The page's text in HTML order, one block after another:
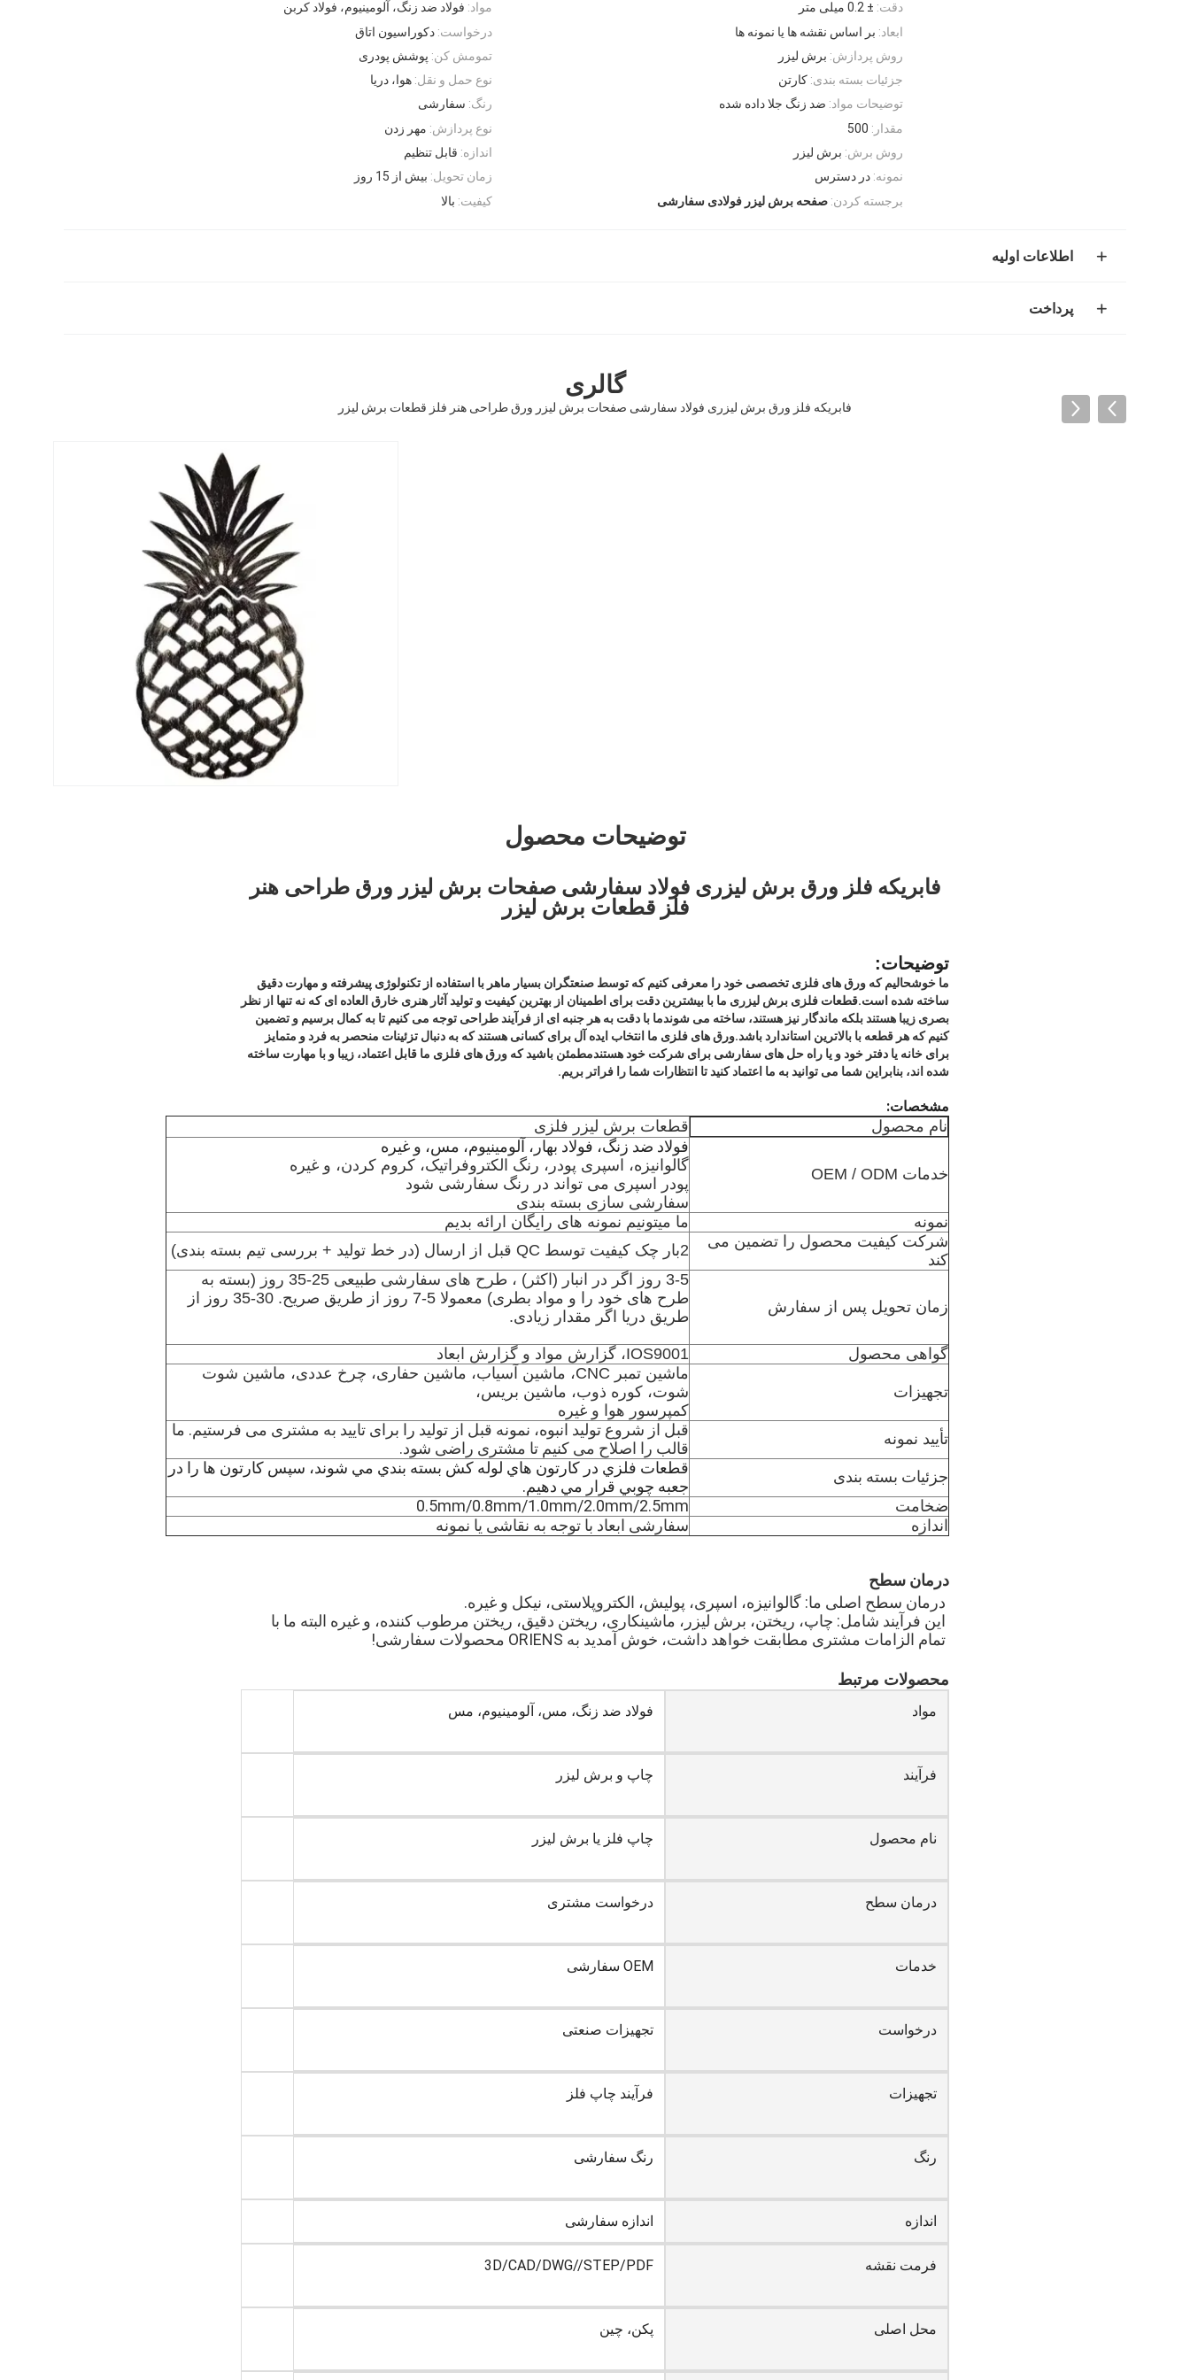
مواد: فولاد ضد زنگ، آلومینیوم، فولاد کربن دقت: ± 0.2 میلی متر
درخواست: دکوراسیون اتاق ابعاد: بر اساس نقشه ها یا نمونه ها
تمومش کن: پوشش پودری روش پردازش: برش لیزر
نوع حمل و نقل: هوا، دریا جزئیات بسته بندی: کارتن
رنگ: سفارشی توضیحات مواد: ضد زنگ جلا داده شده
نوع پردازش: مهر زدن مقدار: 500
اندازه: قابل تنظیم روش برش: برش لیزر
زمان تحویل: بیش از 15 روز نمونه: در دسترس
کیفیت: بالا برجسته کردن: صفحه برش لیزر فولادی سفارشی
اطلاعات اولیه
پرداخت
گالری
فابریکه فلز ورق برش لیزری فولاد سفارشی صفحات برش لیزر ورق طراحی هنر فلز قطعات برش لیزر
توضیحات محصول
فابریکه فلز ورق برش لیزری فولاد سفارشی صفحات برش لیزر ورق طراحی هنر
فلز قطعات برش لیزر
توضیحات:
ما خوشحالیم که ورق های فلزی تخصصی خود را معرفی کنیم که توسط صنعتگران بسیار ماهر با استفاده از تکنولوژی پیشرفته و مهارت دقیق
ساخته شده است.قطعات فلزی برش لیزری ما با بیشترین دقت برای اطمینان از بهترین کیفیت و تولید آثار هنری خارق العاده ای که نه تنها از نظر
بصری زیبا هستند بلکه ماندگار نیز هستند، ساخته می شوندما با دقت به هر جنبه ای از فرآیند طراحی توجه می کنیم تا به کمال برسیم و تضمین
کنیم که هر قطعه با بالاترین استاندارد باشد.ورق های فلزی ما انتخاب ایده آل برای کسانی هستند که به دنبال تزئینات منحصر به فرد و متمایز
برای خانه یا دفتر خود و یا راه حل های سفارشی برای شرکت خود هستندمطمئن باشید که ورق های فلزی ما قابل اعتماد، زیبا و با مهارت ساخته
شده اند، بنابراین شما می توانید به ما اعتماد کنید تا انتظارات شما را فراتر بریم.
مشخصات:
نام محصول قطعات برش لیزر فلزی
خدمات OEM / ODM
فولاد ضد زنگ، فولاد بهار، آلومینیوم، مس، و غیره
گالوانیزه، اسپری پودر، رنگ الکتروفراتیک، کروم کردن، و غیره
پودر اسپری می تواند در رنگ سفارشی شود
سفارشی سازی بسته بندی
نمونه
ما میتونیم نمونه های رایگان ارائه بدیم
شرکت کیفیت محصول را تضمین می
کند
2بار چک کیفیت توسط QC قبل از ارسال (در خط تولید + بررسی تیم بسته بندی)
زمان تحویل پس از سفارش
3-5 روز اگر در انبار (اکثر) ، طرح های سفارشی طبیعی 25-35 روز (بسته به
طرح های خود را و مواد بطری) معمولا 5-7 روز از طریق صریح. 30-35 روز از
طریق دریا اگر مقدار زیادی.
گواهی محصول IOS9001، گزارش مواد و گزارش ابعاد
تجهیزات
ماشین تمبر CNC، ماشین آسیاب، ماشین حفاری، چرخ عددی، ماشین شوت
شوت، کوره ذوب، ماشین بریس،
کمپرسور هوا و غیره
تأیید نمونه
قبل از شروع تولید انبوه، نمونه قبل از تولید را برای تایید به مشتری می فرستیم. ما
قالب را اصلاح می کنیم تا مشتری راضی شود.
جزئیات بسته بندی
قطعات فلزي در کارتون هاي لوله کش بسته بندي مي شوند، سپس کارتون ها را در
جعبه چوبي قرار مي دهيم.
ضخامت
0.5mm/0.8mm/1.0mm/2.0mm/2.5mm
اندازه
سفارشی ابعاد با توجه به نقاشی یا نمونه
درمان سطح
درمان سطح اصلی ما: گالوانیزه، اسپری، پولیش، الکتروپلاستی، نیکل و غیره.
این فرآیند شامل: چاپ، ریختن، برش لیزر، ماشینکاری، ریختن دقیق، ریختن مرطوب کننده، و غیره البته ما با
تمام الزامات مشتری مطابقت خواهد داشت، خوش آمدید به ORIENS محصولات سفارشی!
محصولات مرتبط
مواد فولاد ضد زنگ، مس، آلومینیوم، مس
فرآیند چاپ و برش لیزر
نام محصول چاپ فلز یا برش لیزر
درمان سطح درخواست مشتری
خدمات OEM سفارشی
درخواست تجهیزات صنعتی
تجهیزات فرآیند چاپ فلز
رنگ رنگ سفارشی
اندازه اندازه سفارشی
فرمت نقشه 3D/CAD/DWG//STEP/PDF
محل اصلی پکن، چین